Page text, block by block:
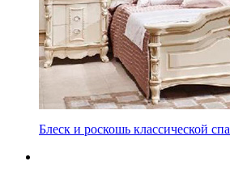
Блеск и роскошь классической